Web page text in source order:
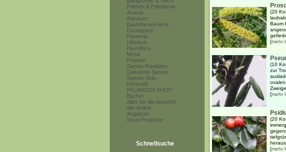
Palmen & Palmfarne
Acacia
Adenium
Baumfarne/Farne
Eucalyptus
Plumeria
Hibiskus
Passiflora
Musa
Proteen
Samen-Raritäten
Gekeimte Samen
Samen-Sets
Herkunft
PFLANZEN SHOP
Bücher
Alles für die Anzucht
Alle Artikel
Angebote
Neue Produkte
Schnellsuche
(20
Baum
[mehr
(10
zur
[mehr
(20
[mehr